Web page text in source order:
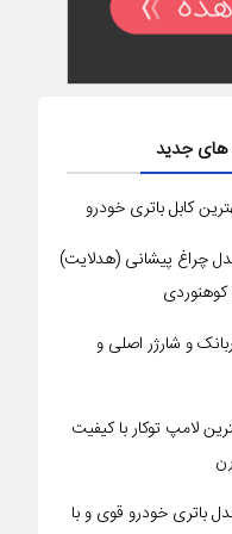
های جدید
قیمت 33 مدل چراغ پیشانی (هدلایت)
و شارژر اصلی و
مدل بهترین لامپ توکار با کیفیت
خرید 34 مدل باتری خودرو قوی و با